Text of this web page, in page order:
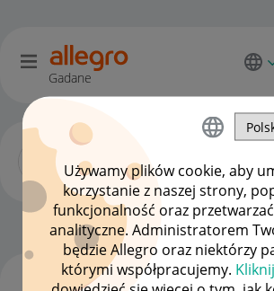
Używamy plików cookie, aby
korzystanie z naszej strony,
funkcjonalność oraz
analityczne. Administratorem
będzie Allegro oraz niektórzy
którymi współpracujemy.
Gadane
Dyskusje kupujących